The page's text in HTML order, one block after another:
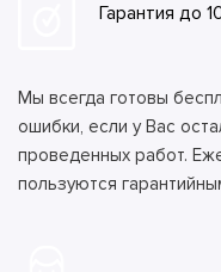
Гарантия до
Мы всегда готовы
ошибки, если у Вас
проведенных работ.
пользуются